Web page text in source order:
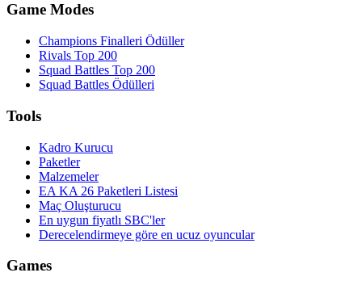
Game Modes
Champions Finalleri Ödüller
Rivals Top 200
Squad Battles Top 200
Squad Battles Ödülleri
Tools
Kadro Kurucu
Paketler
Malzemeler
EA KA 26 Paketleri Listesi
Maç Oluşturucu
En uygun fiyatlı SBC'ler
Derecelendirmeye göre en ucuz oyuncular
Games